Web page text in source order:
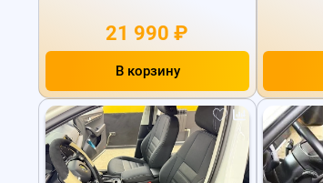
21 990 ₽
В корзину